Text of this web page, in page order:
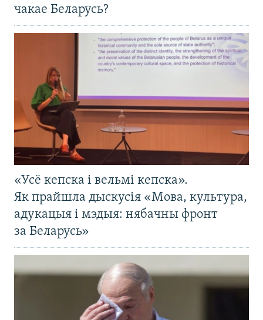
чакае Беларусь?
«Усё кепска і вельмі кепска».
Як прайшла дыскусія «Мова, культура,
адукацыя і мэдыя: нябачны фронт
за Беларусь»